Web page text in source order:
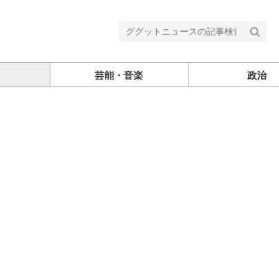
芸能・音楽 政治